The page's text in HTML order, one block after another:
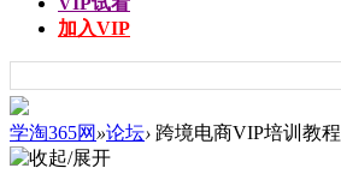
加入VIP
学淘365网 »论坛› 跨境电商VIP培训教程